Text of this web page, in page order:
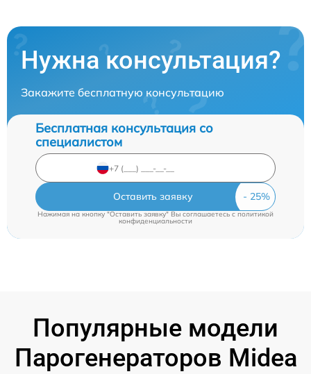
Нужна консультация?
Закажите бесплатную консультацию
Бесплатная консультация со
специалистом
Оставить заявку
Нажимая на кнопку "Оставить заявку" Вы соглашаетесь c политикой
конфиденциальности
Популярные модели
Парогенераторов Midea